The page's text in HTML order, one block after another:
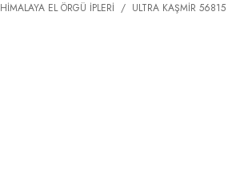
HİMALAYA EL ÖRGÜ İPLERİ ULTRA KAŞMİR 56815